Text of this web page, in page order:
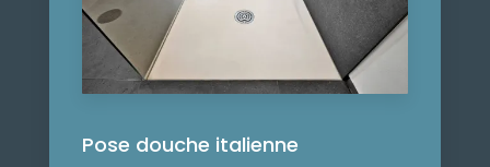
Pose douche italienne